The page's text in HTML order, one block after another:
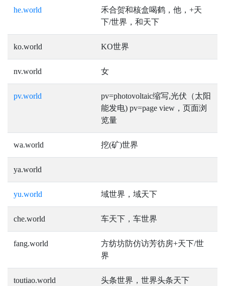
he.world
禾合贺和核盒喝鹤，他，+天
下/世界，和天下
ko.world KO世界
nv.world 女
pv.world
pv=photovoltaic缩写,光伏（太阳
能发电) pv=page view，页面浏
览量
wa.world 挖(矿)世界
ya.world
yu.world 域世界，域天下
che.world 车天下，车世界
fang.world
方纺坊防仿访芳彷房+天下/世
界
toutiao.world 头条世界，世界头条天下